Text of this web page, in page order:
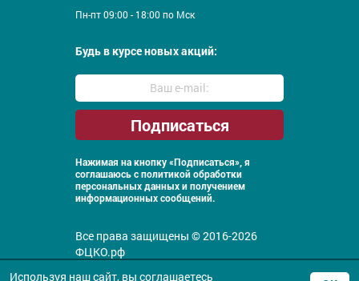
Пн-пт 09:00 - 18:00 по Мск
Будь в курсе новых акций:
Нажимая на кнопку «Подписаться», я
соглашаюсь с политикой обработки
персональных данных и получением
информационных сообщений.
Все права защищены © 2016-2026
ФЦКО.рф
Используя наш сайт, вы соглашаетесь